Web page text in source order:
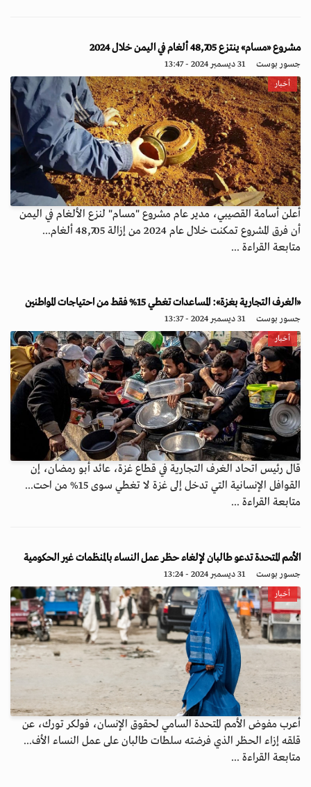
مشروع «مسام» ينتزع 48,705 ألغام في اليمن خلال 2024
جسور بوست 31 ديسمبر 2024 - 13:47
أخبار
أعلن أسامة القصيبي، مدير عام مشروع "مسام" لنزع الألغام في اليمن
أن فرق المشروع تمكنت خلال عام 2024 من إزالة 48,705 ألغام...
متابعة القراءة ...
«الغرف التجارية بغزة»: المساعدات تغطي 15% فقط من احتياجات المواطنين
جسور بوست 31 ديسمبر 2024 - 13:37
أخبار
قال رئيس اتحاد الغرف التجارية في قطاع غزة، عائد أبو رمضان، إن
القوافل الإنسانية التي تدخل إلى غزة لا تغطي سوى 15% من احت...
متابعة القراءة ...
الأمم المتحدة تدعو طالبان لإلغاء حظر عمل النساء بالمنظمات غير الحكومية
جسور بوست 31 ديسمبر 2024 - 13:24
أخبار
أعرب مفوض الأمم المتحدة السامي لحقوق الإنسان، فولكر تورك، عن
قلقه إزاء الحظر الذي فرضته سلطات طالبان على عمل النساء الأف...
متابعة القراءة ...